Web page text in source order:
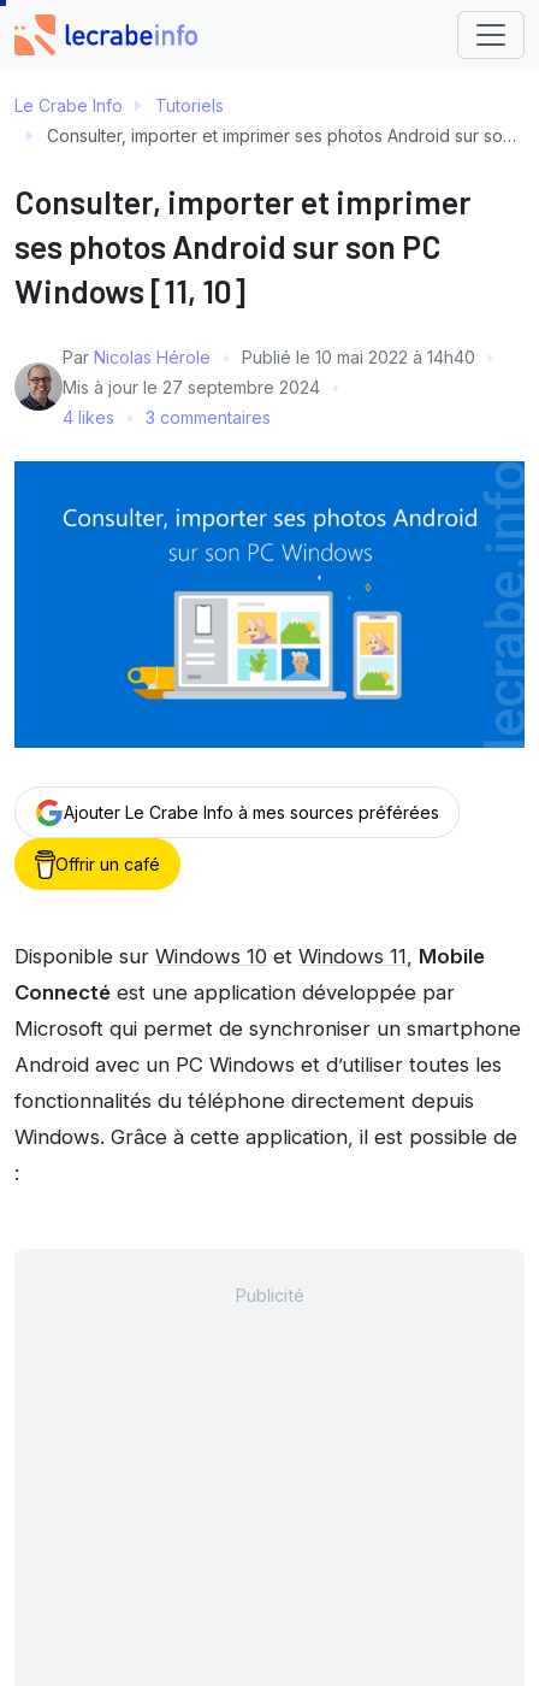
Le Crabe Info
Tutoriels
Consulter, importer et imprimer ses photos Android sur son PC Windows [11, 10]
Consulter, importer et imprimer
ses photos Android sur son PC
Windows [11, 10]
Par Nicolas Hérole Publié le 10 mai 2022 à 14h40
Mis à jour le 27 septembre 2024
4 likes
3 commentaires
Ajouter Le Crabe Info à mes sources préférées
Offrir un café
Disponible sur Windows 10 et Windows 11, Mobile
Connecté est une application développée par
Microsoft qui permet de synchroniser un smartphone
Android avec un PC Windows et d’utiliser toutes les
fonctionnalités du téléphone directement depuis
Windows. Grâce à cette application, il est possible de
: